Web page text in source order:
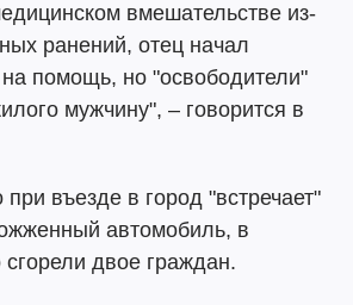
вмешательстве из-
ранений, отец начал
на помощь, но "освободители"
мужчину", – говорится в
при въезде в город "встречает"
автомобиль, в
двое граждан.